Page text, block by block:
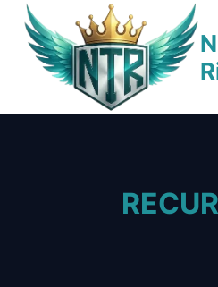
Skip
content